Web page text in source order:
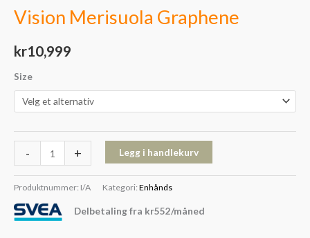
Vision Merisuola Graphene
kr10,999
Size
- + Legg i handlekurv
Produktnummer: I/A Kategori: Enhånds
Delbetaling fra kr552/måned